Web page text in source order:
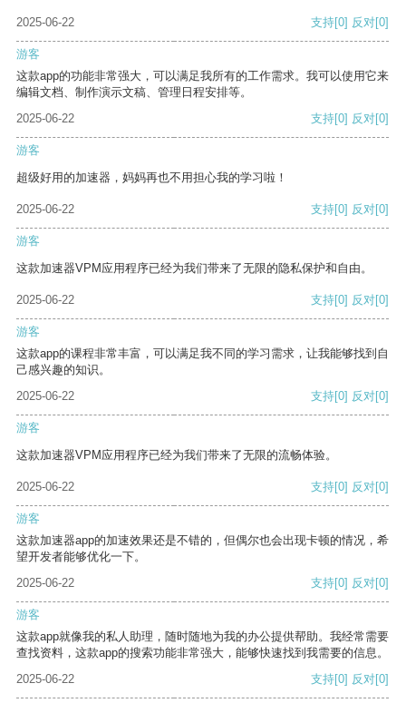
2025-06-22 支持[0] 反对[0]
游客
这款app的功能非常强大，可以满足我所有的工作需求。我可以使用它来
编辑文档、制作演示文稿、管理日程安排等。
2025-06-22
支持[0] 反对[0]
游客
超级好用的加速器，妈妈再也不用担心我的学习啦！
2025-06-22 支持[0] 反对[0]
游客
这款加速器VPM应用程序已经为我们带来了无限的隐私保护和自由。
2025-06-22 支持[0] 反对[0]
游客
这款app的课程非常丰富，可以满足我不同的学习需求，让我能够找到自
己感兴趣的知识。
2025-06-22
支持[0] 反对[0]
游客
这款加速器VPM应用程序已经为我们带来了无限的流畅体验。
2025-06-22 支持[0] 反对[0]
游客
这款加速器app的加速效果还是不错的，但偶尔也会出现卡顿的情况，希
望开发者能够优化一下。
2025-06-22
支持[0] 反对[0]
游客
这款app就像我的私人助理，随时随地为我的办公提供帮助。我经常需要
查找资料，这款app的搜索功能非常强大，能够快速找到我需要的信息。
2025-06-22
支持[0] 反对[0]